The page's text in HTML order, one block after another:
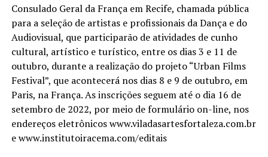
Consulado Geral da França em Recife, chamada pública
para a seleção de artistas e profissionais da Dança e do
Audiovisual, que participarão de atividades de cunho
cultural, artístico e turístico, entre os dias 3 e 11 de
outubro, durante a realização do projeto “Urban Films
Festival”, que acontecerá nos dias 8 e 9 de outubro, em
Paris, na França. As inscrições seguem até o dia 16 de
setembro de 2022, por meio de formulário on-line, nos
endereços eletrônicos www.viladasartesfortaleza.com.br
e www.institutoiracema.com/editais